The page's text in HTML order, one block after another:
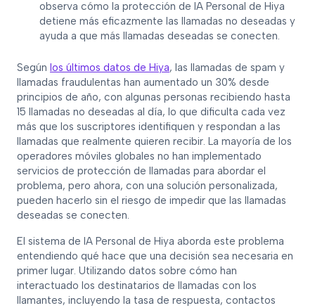
observa cómo la protección de IA Personal de Hiya
detiene más eficazmente las llamadas no deseadas y
ayuda a que más llamadas deseadas se conecten.
Según los últimos datos de Hiya, las llamadas de spam y
llamadas fraudulentas han aumentado un 30% desde
principios de año, con algunas personas recibiendo hasta
15 llamadas no deseadas al día, lo que dificulta cada vez
más que los suscriptores identifiquen y respondan a las
llamadas que realmente quieren recibir. La mayoría de los
operadores móviles globales no han implementado
servicios de protección de llamadas para abordar el
problema, pero ahora, con una solución personalizada,
pueden hacerlo sin el riesgo de impedir que las llamadas
deseadas se conecten.
El sistema de IA Personal de Hiya aborda este problema
entendiendo qué hace que una decisión sea necesaria en
primer lugar. Utilizando datos sobre cómo han
interactuado los destinatarios de llamadas con los
llamantes, incluyendo la tasa de respuesta, contactos